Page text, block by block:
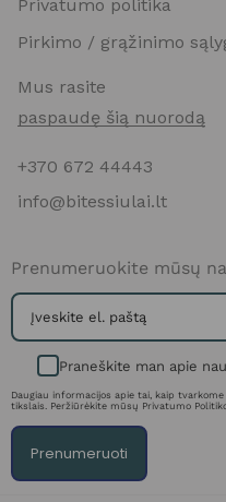
Privatumo politika
Pirkimo / grąžinimo
Mus rasite
paspaudę šią nuorodą
+370 672 44443
info@bitessiulai.lt
Prenumeruokite mūsų
Praneškite man apie
Daugiau informacijos apie tai, kaip
tikslais. Peržiūrėkite mūsų Privatumo
Prenumeruoti